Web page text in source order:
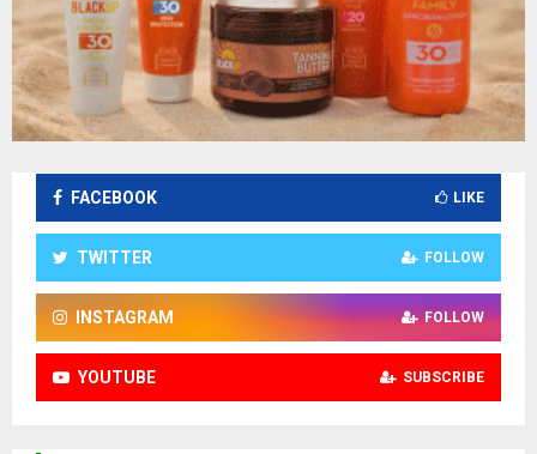
FACEBOOK LIKE
TWITTER FOLLOW
INSTAGRAM FOLLOW
YOUTUBE SUBSCRIBE